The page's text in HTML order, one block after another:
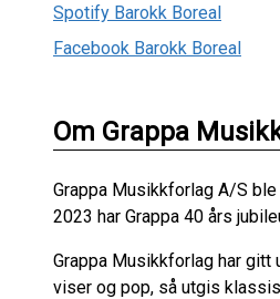
Spotify Barokk Boreal
Facebook Barokk Boreal
Om Grappa
Grappa Musikkforlag A/S
2023 har Grappa 40 års
Grappa Musikkforlag har gitt
viser og pop, så utgis